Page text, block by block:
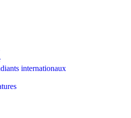
internationaux